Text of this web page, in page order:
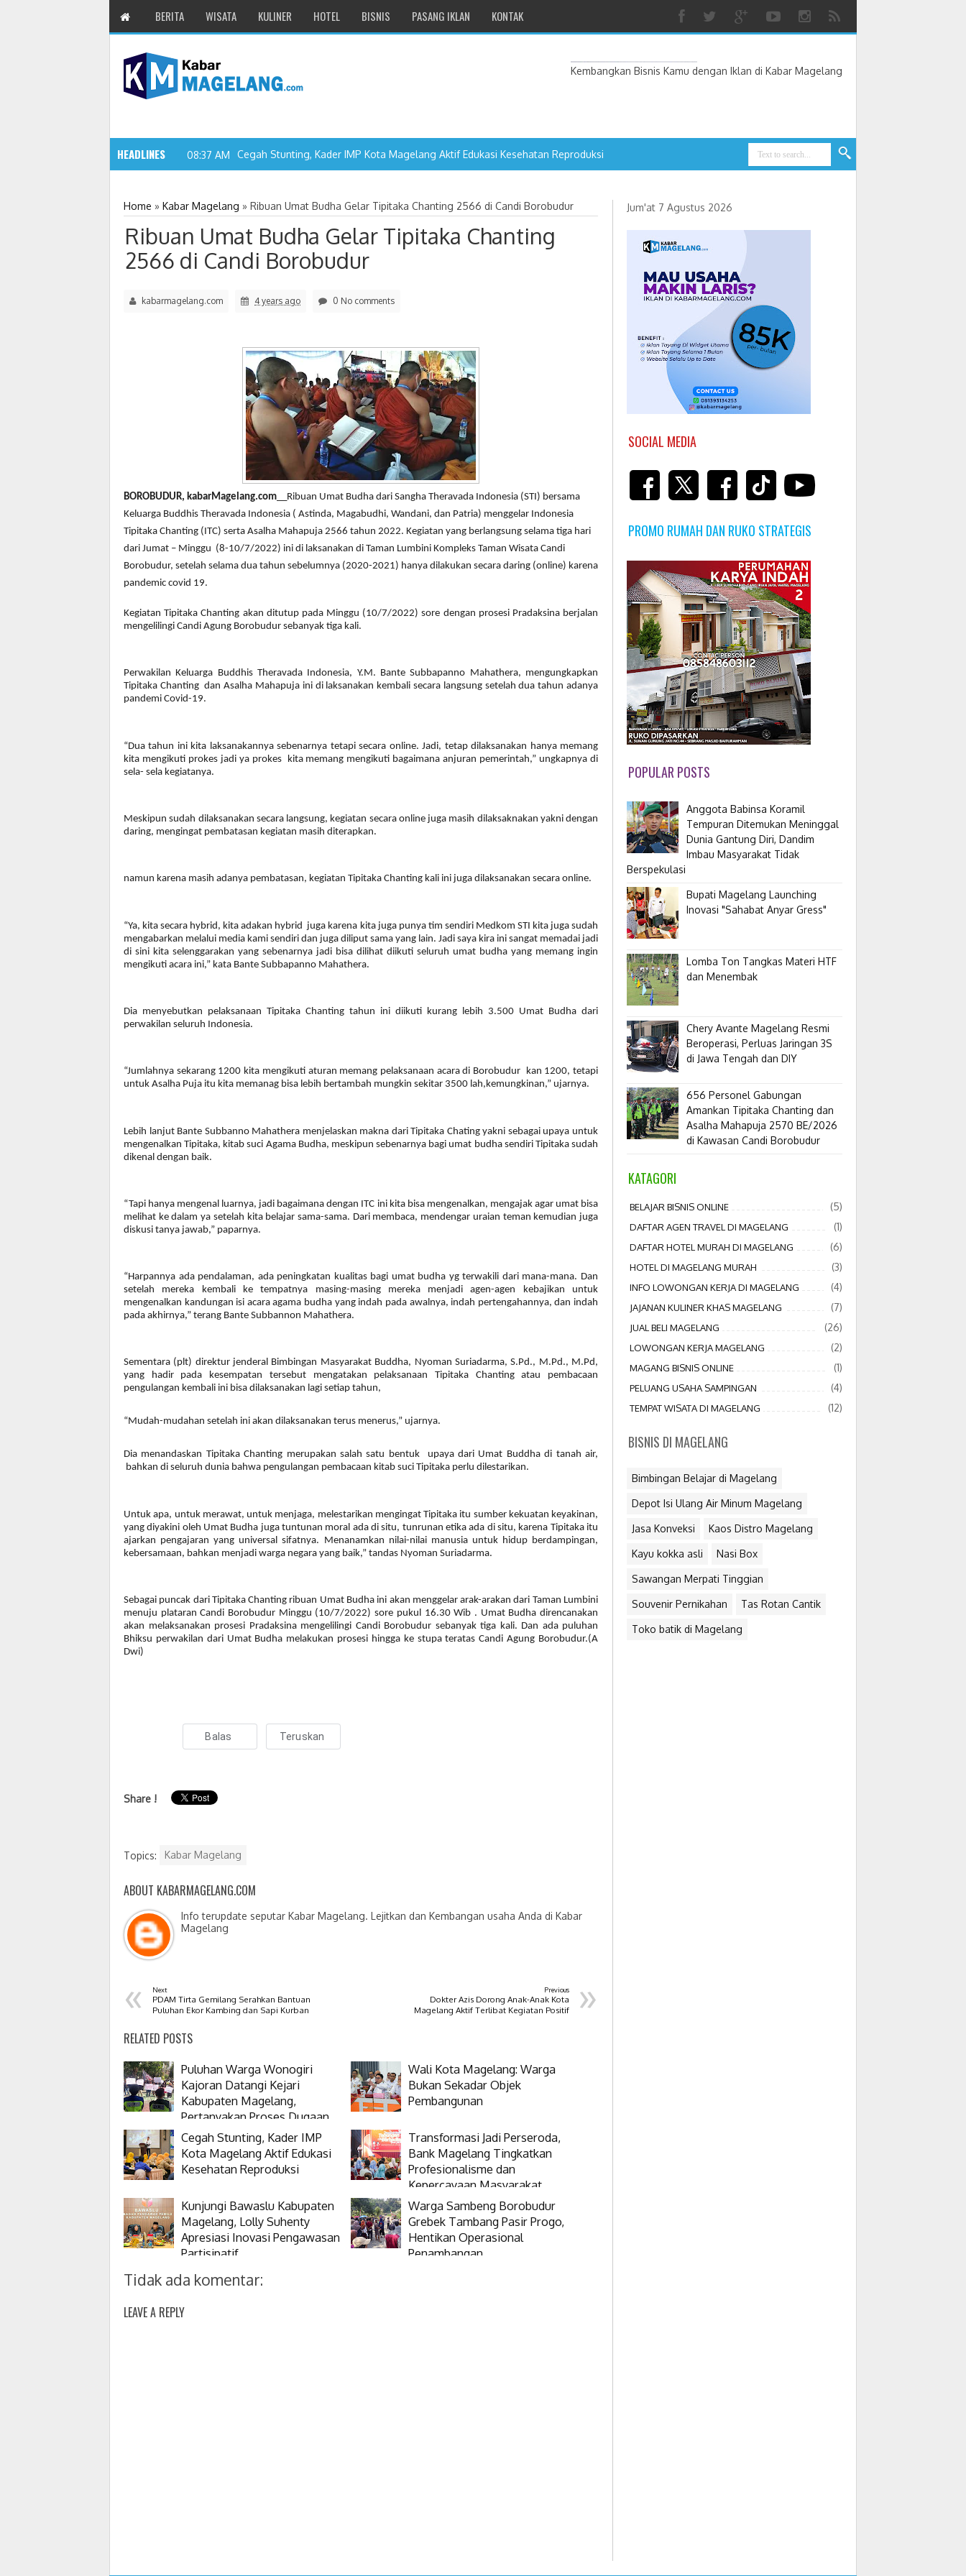
BERITA WISATA KULINER HOTEL BISNIS PASANG IKLAN KONTAK
Kembangkan Bisnis Kamu dengan Iklan di Kabar Magelang
HEADLINES
Home » Kabar Magelang » Ribuan Umat Budha Gelar Tipitaka Chanting 2566 di Candi Borobudur
Ribuan Umat Budha Gelar Tipitaka Chanting
2566 di Candi Borobudur
kabarmagelang.com 4 years ago 0 No comments
BOROBUDUR, kabarMagelang.com __Ribuan Umat Budha dari Sangha Theravada Indonesia (STI) bersama
Keluarga Buddhis Theravada Indonesia ( Astinda, Magabudhi, Wandani, dan Patria) menggelar Indonesia
Tipitaka Chanting (ITC) serta Asalha Mahapuja 2566 tahun 2022. Kegiatan yang berlangsung selama tiga hari
dari Jumat – Minggu (8-10/7/2022) ini di laksanakan di Taman Lumbini Kompleks Taman Wisata Candi
Borobudur, setelah selama dua tahun sebelumnya (2020-2021) hanya dilakukan secara daring (online) karena
pandemic covid 19.
Kegiatan Tipitaka Chanting akan ditutup pada Minggu (10/7/2022) sore dengan prosesi Pradaksina berjalan
mengelilingi Candi Agung Borobudur sebanyak tiga kali.
Perwakilan Keluarga Buddhis Theravada Indonesia, Y.M. Bante Subbapanno Mahathera, mengungkapkan
Tipitaka Chanting dan Asalha Mahapuja ini di laksanakan kembali secara langsung setelah dua tahun adanya
pandemi Covid-19.
“Dua tahun ini kita laksanakannya sebenarnya tetapi secara online. Jadi, tetap dilaksanakan hanya memang
kita mengikuti prokes jadi ya prokes kita memang mengikuti bagaimana anjuran pemerintah,” ungkapnya di
sela- sela kegiatanya.
Meskipun sudah dilaksanakan secara langsung, kegiatan secara online juga masih dilaksaknakan yakni dengan
daring, mengingat pembatasan kegiatan masih diterapkan.
namun karena masih adanya pembatasan, kegiatan Tipitaka Chanting kali ini juga dilaksanakan secara online.
“Ya, kita secara hybrid, kita adakan hybrid juga karena kita juga punya tim sendiri Medkom STI kita juga sudah
mengabarkan melalui media kami sendiri dan juga diliput sama yang lain. Jadi saya kira ini sangat memadai jadi
di sini kita selenggarakan yang sebenarnya jadi bisa dilihat diikuti seluruh umat budha yang memang ingin
mengikuti acara ini,” kata Bante Subbapanno Mahathera.
Dia menyebutkan pelaksanaan Tipitaka Chanting tahun ini diikuti kurang lebih 3.500 Umat Budha dari
perwakilan seluruh Indonesia.
“Jumlahnya sekarang 1200 kita mengikuti aturan memang pelaksanaan acara di Borobudur kan 1200, tetapi
untuk Asalha Puja itu kita memanag bisa lebih bertambah mungkin sekitar 3500 lah,kemungkinan,” ujarnya.
Lebih lanjut Bante Subbanno Mahathera menjelaskan makna dari Tipitaka Chating yakni sebagai upaya untuk
mengenalkan Tipitaka, kitab suci Agama Budha, meskipun sebenarnya bagi umat budha sendiri Tipitaka sudah
dikenal dengan baik.
“Tapi hanya mengenal luarnya, jadi bagaimana dengan ITC ini kita bisa mengenalkan, mengajak agar umat bisa
melihat ke dalam ya setelah kita belajar sama-sama. Dari membaca, mendengar uraian teman kemudian juga
diskusi tanya jawab,” paparnya.
“Harpannya ada pendalaman, ada peningkatan kualitas bagi umat budha yg terwakili dari mana-mana. Dan
setelah mereka kembali ke tempatnya masing-masing mereka menjadi agen-agen kebajikan untuk
mengenalkan kandungan isi acara agama budha yang indah pada awalnya, indah pertengahannya, dan indah
pada akhirnya,” terang Bante Subbannon Mahathera.
Sementara (plt) direktur jenderal Bimbingan Masyarakat Buddha, Nyoman Suriadarma, S.Pd., M.Pd., M.Pd,
yang hadir pada kesempatan tersebut mengatakan pelaksanaan Tipitaka Chanting atau pembacaan
pengulangan kembali ini bisa dilaksanakan lagi setiap tahun,
“Mudah-mudahan setelah ini akan dilaksanakan terus menerus,” ujarnya.
Dia menandaskan Tipitaka Chanting merupakan salah satu bentuk upaya dari Umat Buddha di tanah air,
bahkan di seluruh dunia bahwa pengulangan pembacaan kitab suci Tipitaka perlu dilestarikan.
Untuk apa, untuk merawat, untuk menjaga, melestarikan mengingat Tipitaka itu sumber kekuatan keyakinan,
yang diyakini oleh Umat Budha juga tuntunan moral ada di situ, tunrunan etika ada di situ, karena Tipitaka itu
ajarkan pengajaran yang universal sifatnya. Menanamkan nilai-nilai manusia untuk hidup berdampingan,
kebersamaan, bahkan menjadi warga negara yang baik,” tandas Nyoman Suriadarma.
Sebagai puncak dari Tipitaka Chanting ribuan Umat Budha ini akan menggelar arak-arakan dari Taman Lumbini
menuju plataran Candi Borobudur Minggu (10/7/2022) sore pukul 16.30 Wib . Umat Budha direncanakan
akan melaksanakan prosesi Pradaksina mengelilingi Candi Borobudur sebanyak tiga kali. Dan ada puluhan
Bhiksu perwakilan dari Umat Budha melakukan prosesi hingga ke stupa teratas Candi Agung Borobudur.(A
Dwi)
Balas Teruskan
Share !
Topics: Kabar Magelang
ABOUT KABARMAGELANG.COM
Info terupdate seputar Kabar Magelang. Lejitkan dan Kembangan usaha Anda di Kabar
Magelang
« Next
PDAM Tirta Gemilang Serahkan Bantuan
Puluhan Ekor Kambing dan Sapi Kurban
»
Previous
Dokter Azis Dorong Anak-Anak Kota
Magelang Aktif Terlibat Kegiatan Positif
RELATED POSTS
Puluhan Warga Wonogiri
Kajoran Datangi Kejari
Kabupaten Magelang,
Pertanyakan Proses Dugaan
Korupsi Kepala Desanya
Wali Kota Magelang: Warga
Bukan Sekadar Objek
Pembangunan
Cegah Stunting, Kader IMP
Kota Magelang Aktif Edukasi
Kesehatan Reproduksi
Transformasi Jadi Perseroda,
Bank Magelang Tingkatkan
Profesionalisme dan
Kepercayaan Masyarakat
Kunjungi Bawaslu Kabupaten
Magelang, Lolly Suhenty
Apresiasi Inovasi Pengawasan
Partisipatif
Warga Sambeng Borobudur
Grebek Tambang Pasir Progo,
Hentikan Operasional
Penambangan
Tidak ada komentar:
LEAVE A REPLY
Jum'at 7 Agustus 2026
SOCIAL MEDIA
PROMO RUMAH DAN RUKO STRATEGIS
POPULAR POSTS
Anggota Babinsa Koramil
Tempuran Ditemukan Meninggal
Dunia Gantung Diri, Dandim
Imbau Masyarakat Tidak
Berspekulasi
Bupati Magelang Launching
Inovasi "Sahabat Anyar Gress"
Lomba Ton Tangkas Materi HTF
dan Menembak
​Chery Avante Magelang Resmi
Beroperasi, Perluas Jaringan 3S
di Jawa Tengah dan DIY
656 Personel Gabungan
Amankan Tipitaka Chanting dan
Asalha Mahapuja 2570 BE/2026
di Kawasan Candi Borobudur
KATAGORI
BELAJAR BISNIS ONLINE (5)
DAFTAR AGEN TRAVEL DI MAGELANG (1)
DAFTAR HOTEL MURAH DI MAGELANG (6)
HOTEL DI MAGELANG MURAH (3)
INFO LOWONGAN KERJA DI MAGELANG (4)
JAJANAN KULINER KHAS MAGELANG (7)
JUAL BELI MAGELANG (26)
LOWONGAN KERJA MAGELANG (2)
MAGANG BISNIS ONLINE (1)
PELUANG USAHA SAMPINGAN (4)
TEMPAT WISATA DI MAGELANG (12)
BISNIS DI MAGELANG
Bimbingan Belajar di Magelang
Depot Isi Ulang Air Minum Magelang
Jasa Konveksi Kaos Distro Magelang
Kayu kokka asli Nasi Box
Sawangan Merpati Tinggian
Souvenir Pernikahan Tas Rotan Cantik
Toko batik di Magelang